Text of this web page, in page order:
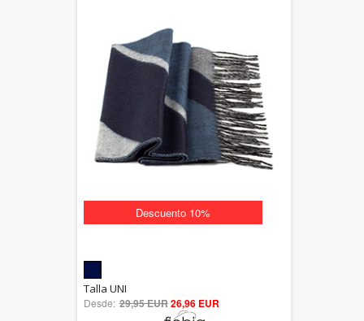
Descuento 10%
out of 5
Talla UNI
Desde: 29,95 EUR26,96 EUR